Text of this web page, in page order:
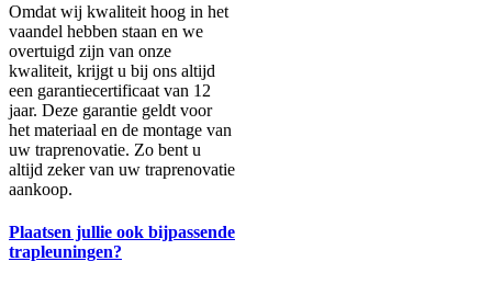
Omdat wij kwaliteit hoog in het
vaandel hebben staan en we
overtuigd zijn van onze
kwaliteit, krijgt u bij ons altijd
een garantiecertificaat van 12
jaar. Deze garantie geldt voor
het materiaal en de montage van
uw traprenovatie. Zo bent u
altijd zeker van uw traprenovatie
aankoop.
Plaatsen jullie ook bijpassende
trapleuningen?